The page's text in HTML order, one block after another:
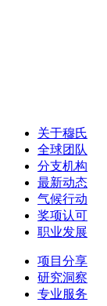
关于穆氏
全球团队
分支机构
最新动态
气候行动
奖项认可
职业发展
项目分享
研究洞察
专业服务